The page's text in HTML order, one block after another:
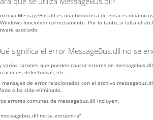
MessageBus.dll es una biblioteca de enlaces
funcionen correctamente. Por lo tanto, si falta el
asociado.
significa el error MessageBus.dll no se
varias razones que pueden causar errores de
defectuosas, etc.
mensajes de error relacionados con el archivo
o ha sido eliminado.
errores comunes de messagebus.dll incluyen:
no se encuentra”